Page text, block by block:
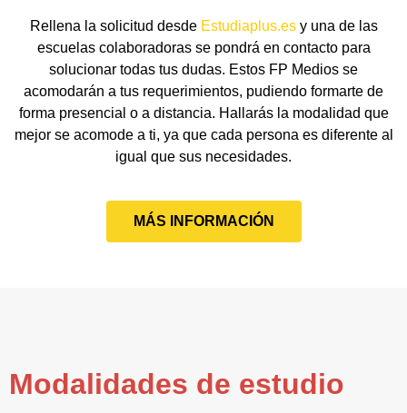
Rellena la solicitud desde Estudiaplus.esy una de las
escuelas colaboradoras se pondrá en contacto para
solucionar todas tus dudas. Estos FP Medios se
acomodarán a tus requerimientos, pudiendo formarte de
forma presencial o a distancia. Hallarás la modalidad que
mejor se acomode a ti, ya que cada persona es diferente al
igual que sus necesidades.
MÁS INFORMACIÓN
Modalidades de estudio